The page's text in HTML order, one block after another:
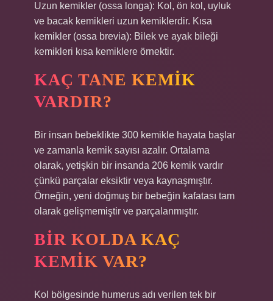
Uzun kemikler (ossa longa): Kol, ön kol, uyluk
ve bacak kemikleri uzun kemiklerdir. Kısa
kemikler (ossa brevia): Bilek ve ayak bileği
kemikleri kısa kemiklere örnektir.
KAÇ TANE KEMIK
VARDIR?
Bir insan bebeklikte 300 kemikle hayata başlar
ve zamanla kemik sayısı azalır. Ortalama
olarak, yetişkin bir insanda 206 kemik vardır
çünkü parçalar eksiktir veya kaynaşmıştır.
Örneğin, yeni doğmuş bir bebeğin kafatası tam
olarak gelişmemiştir ve parçalanmıştır.
BIR KOLDA KAÇ
KEMIK VAR?
Kol bölgesinde humerus adı verilen tek bir